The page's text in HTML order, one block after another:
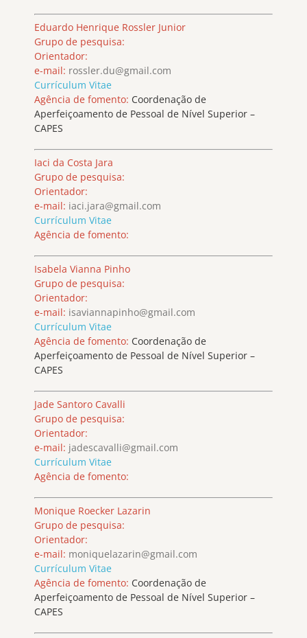
Eduardo Henrique Rossler Junior
Grupo de pesquisa:
Orientador:
e-mail: rossler.du@gmail.com
Currículum Vitae
Agência de fomento: Coordenação de
Aperfeiçoamento de Pessoal de Nível Superior –
CAPES
Iaci da Costa Jara
Grupo de pesquisa:
Orientador:
e-mail: iaci.jara@gmail.com
Currículum Vitae
Agência de fomento:
Isabela Vianna Pinho
Grupo de pesquisa:
Orientador:
e-mail: isaviannapinho@gmail.com
Currículum Vitae
Agência de fomento: Coordenação de
Aperfeiçoamento de Pessoal de Nível Superior –
CAPES
Jade Santoro Cavalli
Grupo de pesquisa:
Orientador:
e-mail: jadescavalli@gmail.com
Currículum Vitae
Agência de fomento:
Monique Roecker Lazarin
Grupo de pesquisa:
Orientador:
e-mail: moniquelazarin@gmail.com
Currículum Vitae
Agência de fomento: Coordenação de
Aperfeiçoamento de Pessoal de Nível Superior –
CAPES